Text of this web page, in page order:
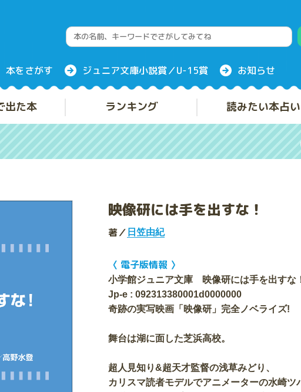
本をさがす ジュニア文庫小説賞／U-15賞 お知らせ
出た本 ランキング 読みたい本占い
映像研には手を出すな！
著／ 日笠由紀
〈 電子版情報 〉
小学館ジュニア文庫 映像研には手を出すな
Jp-e : 092313380001d0000000
奇跡の実写映画「映像研」完全ノベライズ!
舞台は湖に面した芝浜高校。
超人見知り&超天才監督の浅草みどり、
カリスマ読者モデルでアニメーターの水崎ツ